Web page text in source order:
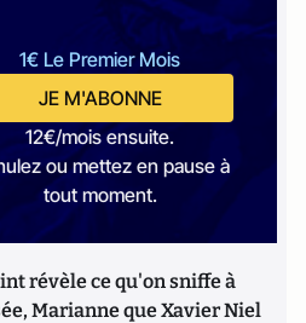
1€ Le Premier Mois
JE M'ABONNE
12€/mois ensuite.
ou mettez en pause à
tout moment.
révèle ce qu'on sniffe à
Marianne que Xavier Niel